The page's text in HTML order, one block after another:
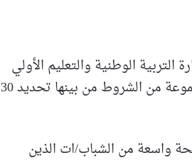
الوطنية والتعليم الأولي
والرياضة بشأن عملية تنظيم مباراة التشغيل، والذي يحدد مجموعة من الشروط من بينها تحديد 30
واسعة من الشباب/ات الذين